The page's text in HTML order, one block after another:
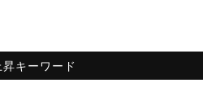
昇キーワード